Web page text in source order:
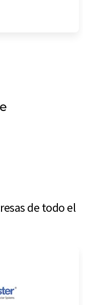
de todo el